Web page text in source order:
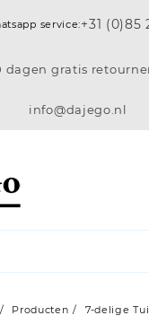
service:+31 (0)85
dagen gratis
info@dajego.nl
Producten 7-delige